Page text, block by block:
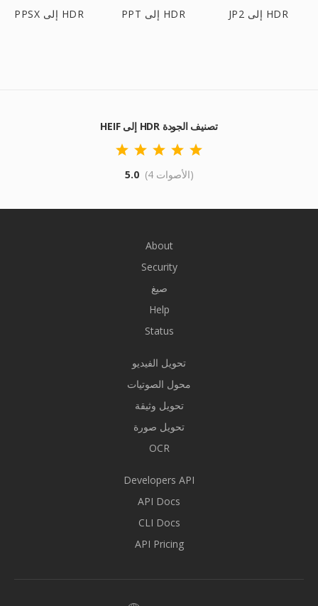
PPSX إلى HDR PPT إلى HDR JP2 إلى HDR
HEIF إلى HDR تصنيف الجودة
5.0 (4 الأصوات)
About
Security
صيغ
Help
Status
تحويل الفيديو
محول الصوتيات
تحويل وثيقة
تحويل صورة
OCR
Developers API
API Docs
CLI Docs
API Pricing